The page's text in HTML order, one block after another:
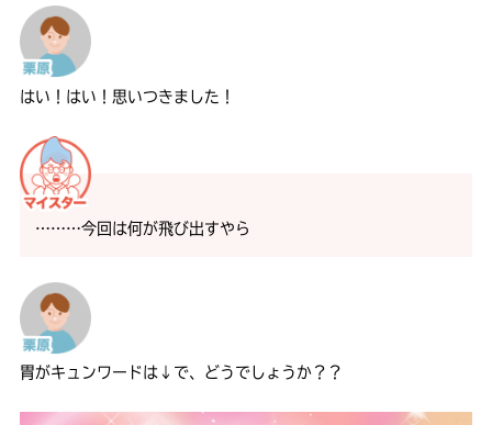
はい！はい！思いつきました！
………今回は何が飛び出すやら
胃がキュンワードは↓で、どうでしょうか？？